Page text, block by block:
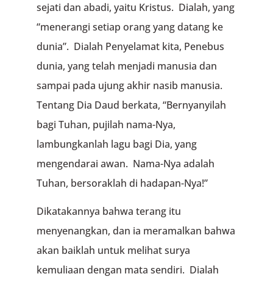
sejati dan abadi, yaitu Kristus. Dialah, yang
“menerangi setiap orang yang datang ke
dunia”. Dialah Penyelamat kita, Penebus
dunia, yang telah menjadi manusia dan
sampai pada ujung akhir nasib manusia.
Tentang Dia Daud berkata, “Bernyanyilah
bagi Tuhan, pujilah nama-Nya,
lambungkanlah lagu bagi Dia, yang
mengendarai awan. Nama-Nya adalah
Tuhan, bersoraklah di hadapan-Nya!”
Dikatakannya bahwa terang itu
menyenangkan, dan ia meramalkan bahwa
akan baiklah untuk melihat surya
kemuliaan dengan mata sendiri. Dialah